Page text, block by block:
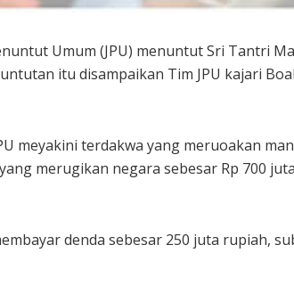
Umum (JPU) menuntut Sri Tantri
itu disampaikan Tim JPU kajari
meyakini terdakwa yang meruoakan
merugikan negara sebesar Rp 700
denda sebesar 250 juta rupiah,